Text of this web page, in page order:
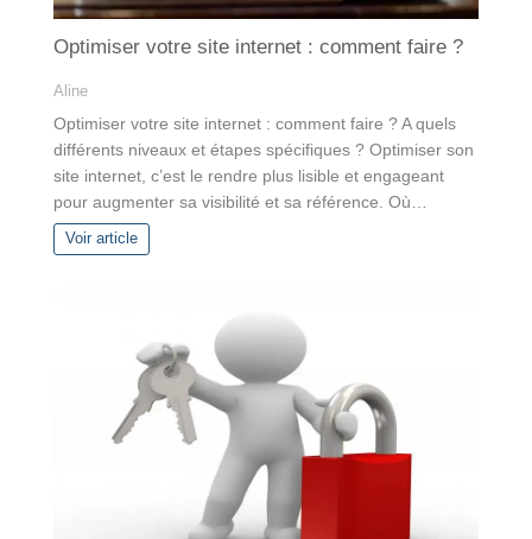
Optimiser votre site internet : comment faire ?
Aline
Optimiser votre site internet : comment faire ? A quels
différents niveaux et étapes spécifiques ? Optimiser son
site internet, c’est le rendre plus lisible et engageant
pour augmenter sa visibilité et sa référence. Où…
Voir article